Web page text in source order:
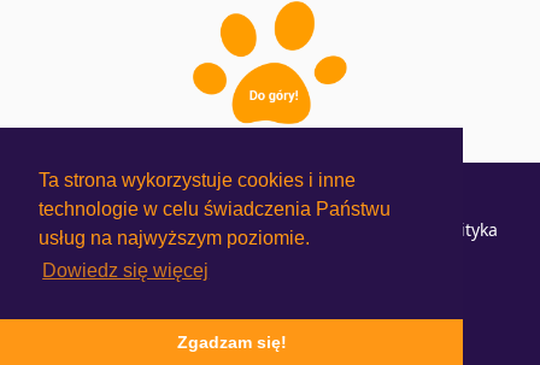
Ta strona wykorzystuje cookies i inne
technologie w celu świadczenia Państwu
usług na najwyższym poziomie.
Dowiedz się więcej
Zgadzam się!
Jak to działa?
Cennik
Regulamin Użytkowników
Regulamin Hoteli
Polityka
prywatności
© Psie Hotele 2018 - 2026. Wszelkie prawa zastrzeżone.